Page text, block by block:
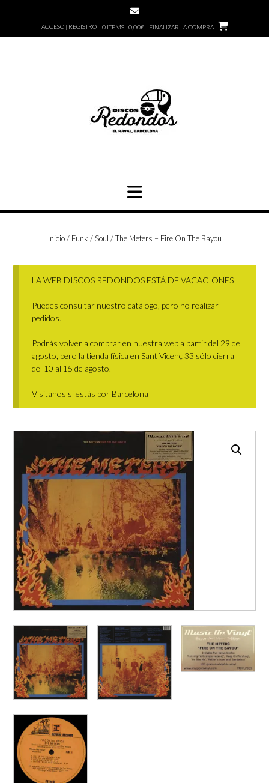
ACCESO | REGISTRO 0 ITEMS - 0,00€ FINALIZAR LA COMPRA
Inicio/ Funk / Soul / The Meters ‎– Fire On The Bayou
LA WEB DISCOS REDONDOS ESTÁ DE VACACIONES
Puedes consultar nuestro catálogo, pero no realizar
pedidos.
Podrás volver a comprar en nuestra web a partir del 29 de
agosto, pero la tienda física en Sant Vicenç 33 sólo cierra
del 10 al 15 de agosto.
Visítanos si estás por Barcelona